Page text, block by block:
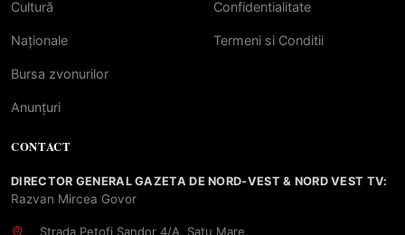
Cultură
Naționale
Bursa zvonurilor
Anunțuri
Confidentialitate
Termeni si Conditii
CONTACT
DIRECTOR GENERAL GAZETA DE NORD-VEST & NORD VEST TV:
Razvan Mircea Govor
Strada Petofi Sandor 4/A, Satu Mare